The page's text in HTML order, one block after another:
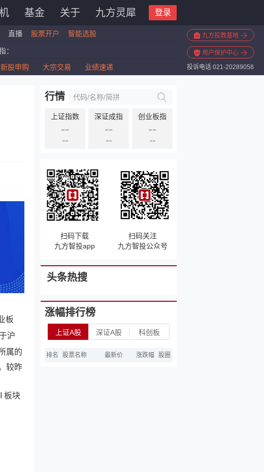
基金 关于 九方灵犀 登录
直播 股票开户 智能选股 九方投教基地
用户保护中心
投诉电话 021-20289058
：
：
新股申购 大宗交易 业绩速递
板
沪
属的
较昨
板块
行情
上证指数
--
--
深证成指
--
--
创业板指
--
--
扫码下载
九方智投app
扫码关注
九方智投公众号
头条热搜
涨幅排行榜
上证A股 深证A股 科创板
排名 股票名称 最新价 涨跌幅 股圈